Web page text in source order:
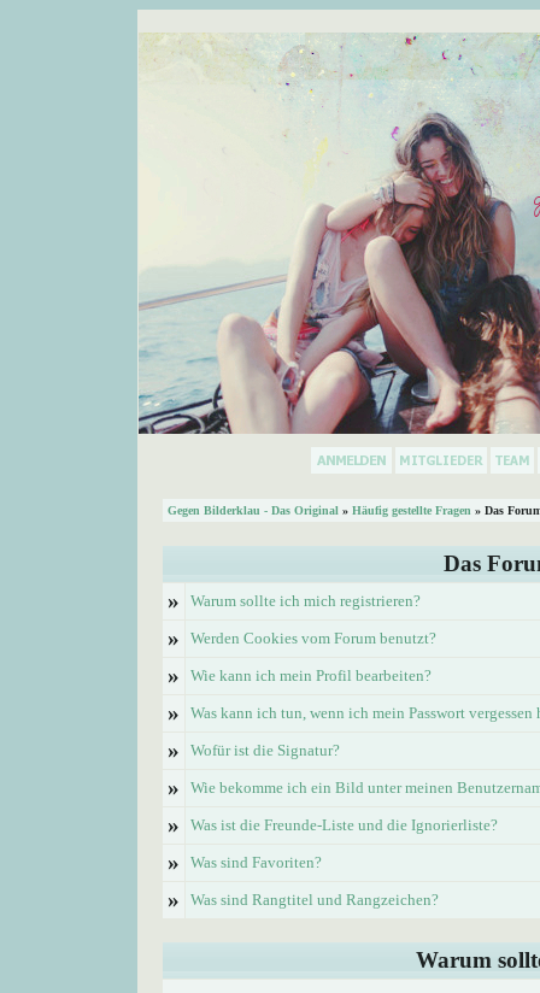
Gegen Bilderklau - Das Original » Häufig gestellte Fragen » Das
Das
»
Warum sollte ich mich registrieren?
» Werden Cookies vom Forum benutzt?
» Wie kann ich mein Profil bearbeiten?
» Was kann ich tun, wenn ich mein Passwort vergessen
» Wofür ist die Signatur?
» Wie bekomme ich ein Bild unter meinen
» Was ist die Freunde-Liste und die Ignorierliste?
» Was sind Favoriten?
» Was sind Rangtitel und Rangzeichen?
Warum